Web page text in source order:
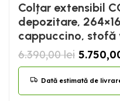
Colțar extensibil
depozitare,
cappuccino,
6.390,00lei
Dată estimată de